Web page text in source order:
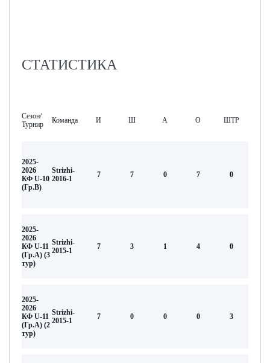
СТАТИСТИКА
Сезон/
Турнир
Команда И Ш А О ШТР
2025-
2026
КФ U-10
(Гр.В)
Strizhi-
2016-1
7 7 0 7 0
2025-
2026
КФ U-11
(Гр.А) (3
тур)
Strizhi-
2015-1
7 3 1 4 0
2025-
2026
КФ U-11
(Гр.А) (2
тур)
Strizhi-
2015-1
7 0 0 0 3